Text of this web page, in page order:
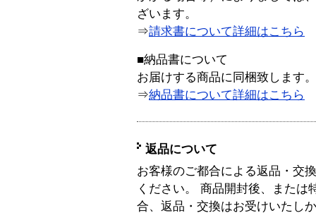
ざいます。
⇒請求書について詳細はこちら
■納品書について
お届けする商品に同梱致します。
⇒納品書について詳細はこちら
返品について
お客様のご都合による返品・交
ください。 商品開封後、または
合、返品・交換はお受けいたし